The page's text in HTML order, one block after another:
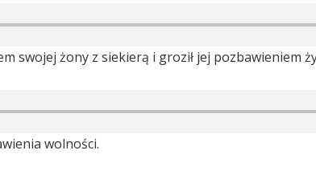
swojej żony z siekierą i groził jej pozbawieniem
wolności.